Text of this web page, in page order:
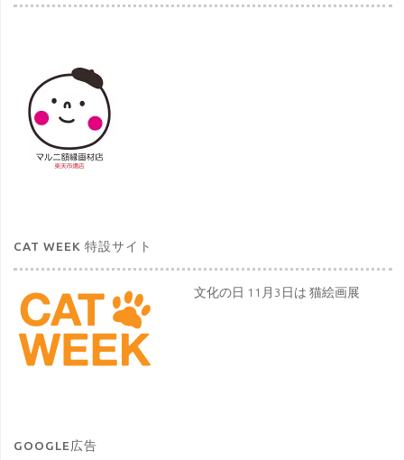
CAT WEEK 特設サイト
文化の日 11月3日は 猫絵画展
GOOGLE広告